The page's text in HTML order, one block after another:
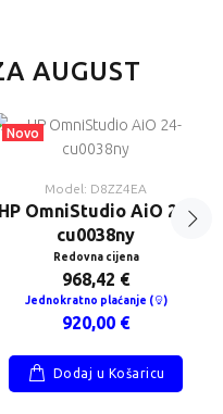
AUGUST
Novo
Model: D8ZZ4EA
HP OmniStudio AiO 24-
cu0038ny
Redovna cijena
968,42 €
Jednokratno plaćanje ( )
920,00 €
Dodaj u Košaricu